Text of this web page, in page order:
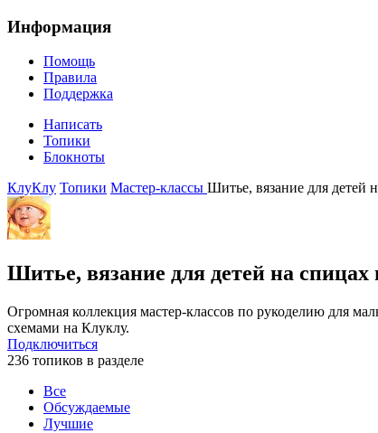
Информация
Помощь
Правила
Поддержка
Написать
Топики
Блокноты
КлуКлу Топики Мастер-классы Шитье, вязание для детей
Шитье, вязание для детей на
Огромная коллекция мастер-классов по рукоделию для
схемами на Клуклу.
Подключиться
236 топиков в разделе
Все
Обсуждаемые
Лучшие